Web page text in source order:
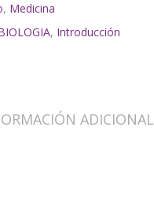
, Medicina
, Introducción
ADICIONAL